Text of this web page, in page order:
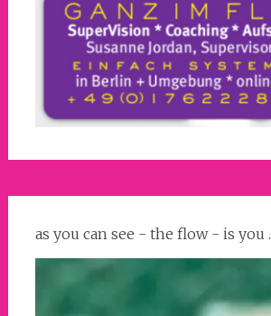
as you can see - the flow - is you .